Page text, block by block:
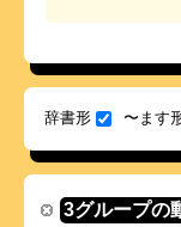
辞書形 〜ます
3グループの